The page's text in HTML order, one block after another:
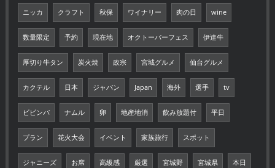
ニッカ クラフト 秋保 ワイナリー 肉の日 wine
数量限定 予約 現在地 オクトーバーフェス 伊達牛
厚切り牛タン 炭火焼 政宗 宮城グルメ 仙台グルメ
カクテル 日本 ジャパン Japan 海外 選手 tv
ビビンバ ナムル 卵 地産地消 飲み放題付 平日
プラン 花火大会 イベント 家族旅行 スポット
ジャニーズ お席 高級感 厳選 宮城野 宮城県 本日